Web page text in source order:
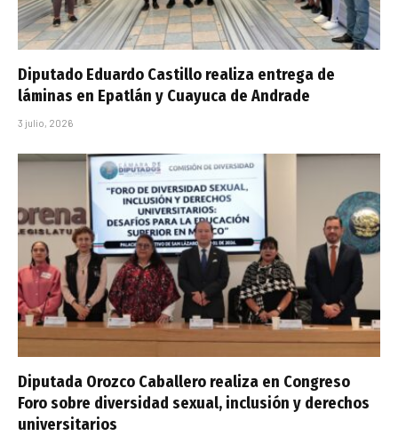
Diputado Eduardo Castillo realiza entrega de
láminas en Epatlán y Cuayuca de Andrade
3 julio, 2026
Diputada Orozco Caballero realiza en Congreso
Foro sobre diversidad sexual, inclusión y derechos
universitarios